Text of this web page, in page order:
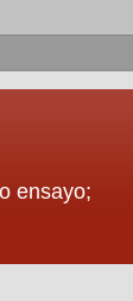
ensayo;